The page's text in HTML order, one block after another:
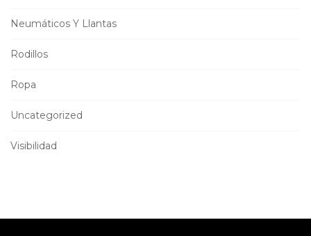
Neumáticos Y Llantas
Rodillos
Ropa
Uncategorized
Visibilidad